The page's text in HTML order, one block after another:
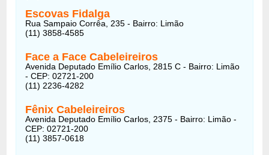
Escovas Fidalga
Rua Sampaio Corrêa, 235 - Bairro: Limão
(11) 3858-4585
Face a Face Cabeleireiros
Avenida Deputado Emílio Carlos, 2815 C - Bairro: Limão
- CEP: 02721-200
(11) 2236-4282
Fênix Cabeleireiros
Avenida Deputado Emílio Carlos, 2375 - Bairro: Limão -
CEP: 02721-200
(11) 3857-0618